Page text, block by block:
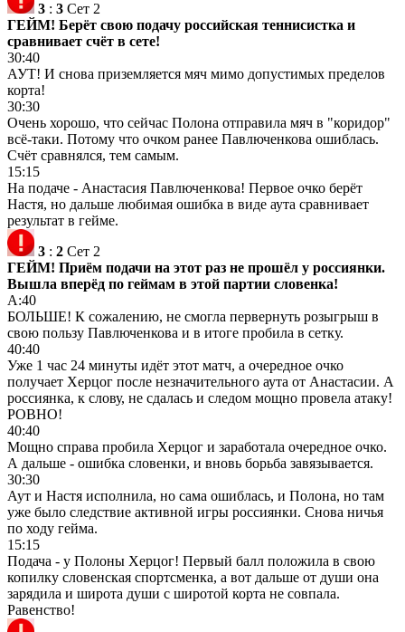
3 : 3 Сет 2
ГЕЙМ! Берёт свою подачу российская теннисистка и
сравнивает счёт в сете!
30:40
АУТ! И снова приземляется мяч мимо допустимых пределов
корта!
30:30
Очень хорошо, что сейчас Полона отправила мяч в "коридор"
всё-таки. Потому что очком ранее Павлюченкова ошиблась.
Счёт сравнялся, тем самым.
15:15
На подаче - Анастасия Павлюченкова! Первое очко берёт
Настя, но дальше любимая ошибка в виде аута сравнивает
результат в гейме.
3 : 2 Сет 2
ГЕЙМ! Приём подачи на этот раз не прошёл у россиянки.
Вышла вперёд по геймам в этой партии словенка!
А:40
БОЛЬШЕ! К сожалению, не смогла первернуть розыгрыш в
свою пользу Павлюченкова и в итоге пробила в сетку.
40:40
Уже 1 час 24 минуты идёт этот матч, а очередное очко
получает Херцог после незначительного аута от Анастасии. А
россиянка, к слову, не сдалась и следом мощно провела атаку!
РОВНО!
40:40
Мощно справа пробила Херцог и заработала очередное очко.
А дальше - ошибка словенки, и вновь борьба завязывается.
30:30
Аут и Настя исполнила, но сама ошиблась, и Полона, но там
уже было следствие активной игры россиянки. Снова ничья
по ходу гейма.
15:15
Подача - у Полоны Херцог! Первый балл положила в свою
копилку словенская спортсменка, а вот дальше от души она
зарядила и широта души с широтой корта не совпала.
Равенство!